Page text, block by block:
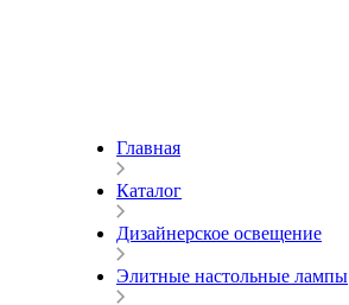
Главная
Каталог
Дизайнерское освещение
Элитные настольные лампы